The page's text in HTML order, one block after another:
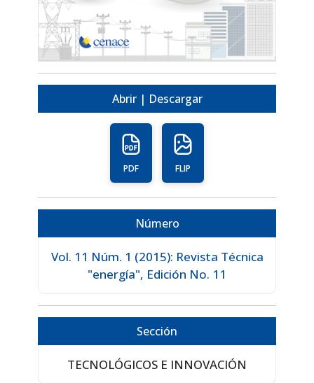
Abrir | Descargar
PDF FLIP
Número
Vol. 11 Núm. 1 (2015): Revista Técnica
"energía", Edición No. 11
Sección
TECNOLÓGICOS E INNOVACIÓN